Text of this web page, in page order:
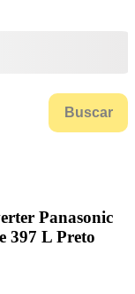
Buscar
Panasonic
397 L Preto